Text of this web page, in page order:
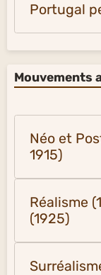
Portugal
Mouvements
Néo et
1915)
Réalisme
(1925)